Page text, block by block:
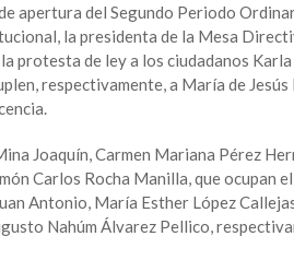
apertura del Segundo Periodo
la presidenta de la Mesa
protesta de ley a los ciudadanos
respectivamente, a María de
Joaquín, Carmen Mariana Pérez
Carlos Rocha Manilla, que ocupan
Antonio, María Esther López
Nahúm Álvarez Pellico,